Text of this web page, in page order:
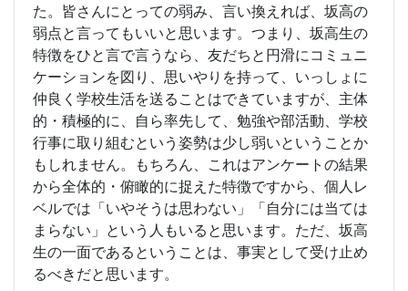
た。皆さんにとっての弱み、言い換えれば、坂高の
弱点と言ってもいいと思います。つまり、坂高生の
特徴をひと言で言うなら、友だちと円滑にコミュニ
ケーションを図り、思いやりを持って、いっしょに
仲良く学校生活を送ることはできていますが、主体
的・積極的に、自ら率先して、勉強や部活動、学校
行事に取り組むという姿勢は少し弱いということか
もしれません。もちろん、これはアンケートの結果
から全体的・俯瞰的に捉えた特徴ですから、個人レ
ベルでは「いやそうは思わない」「自分には当ては
まらない」という人もいると思います。ただ、坂高
生の一面であるということは、事実として受け止め
るべきだと思います。